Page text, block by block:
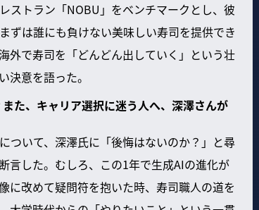
ストラン「NOBU」をベンチマークとし、彼
ずは誰にも負けない美味しい寿司を提供でき
外で寿司を「どんどん出していく」という壮
意を語った。
た、キャリア選択に迷う人へ、深澤さんが
ついて、深澤氏に「後悔はないのか？」と尋
言した。むしろ、この1年で生成AIの進化が
に改めて疑問符を抱いた時、寿司職人の道を